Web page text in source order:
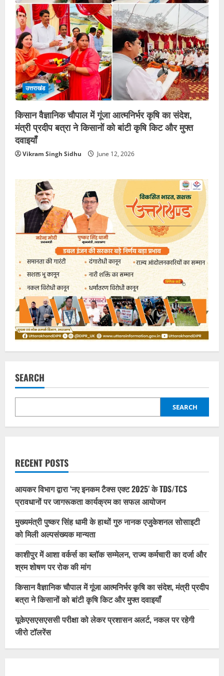
उत्तराखंड
किसान वैज्ञानिक चौपाल में गूंजा आत्मनिर्भर कृषि का संदेश,
मंत्री प्रदीप बत्रा ने किसानों को बांटी कृषि किट और मुफ्त
दवाइयाँ
Vikram Singh Sidhu June 12, 2026
SEARCH
SEARCH
RECENT POSTS
आयकर विभाग द्वारा ‘नए इनकम टैक्स एक्ट 2025’ के TDS/TCS
प्रावधानों पर जागरूकता कार्यक्रम का सफल आयोजन
मुख्यमंत्री पुष्कर सिंह धामी के हाथों गुरु नानक एजुकेशनल सोसाइटी
को मिली अल्पसंख्यक मान्यता
काशीपुर में आशा वर्कर्स का ब्लॉक सम्मेलन, राज्य कर्मचारी का दर्जा और
श्रम शोषण पर रोक की मांग
किसान वैज्ञानिक चौपाल में गूंजा आत्मनिर्भर कृषि का संदेश, मंत्री प्रदीप
बत्रा ने किसानों को बांटी कृषि किट और मुफ्त दवाइयाँ
यूकेएसएसएससी परीक्षा को लेकर प्रशासन अलर्ट, नकल पर रहेगी
जीरो टॉलरेंस